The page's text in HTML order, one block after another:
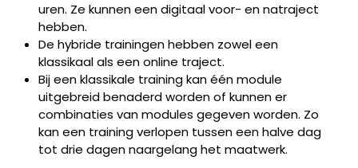
uren. Ze kunnen een digitaal voor- en natraject
hebben.
De hybride trainingen hebben zowel een
klassikaal als een online traject.
Bij een klassikale training kan één module
uitgebreid benaderd worden of kunnen er
combinaties van modules gegeven worden. Zo
kan een training verlopen tussen een halve dag
tot drie dagen naargelang het maatwerk.